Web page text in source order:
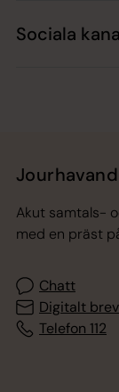
Sociala
Akut samtals-
med en präst
Chatt
Digitalt brev
Telefon 112